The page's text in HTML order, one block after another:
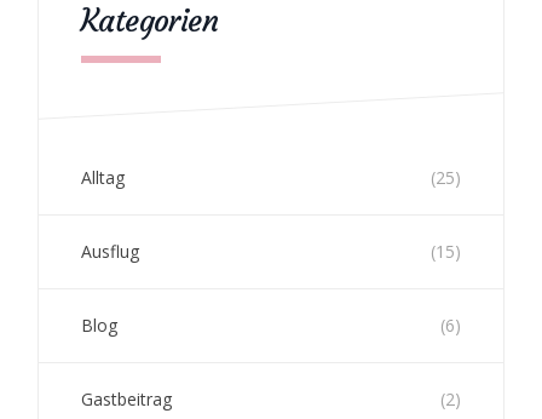
Kategorien
Alltag (25)
Ausflug (15)
Blog (6)
Gastbeitrag (2)